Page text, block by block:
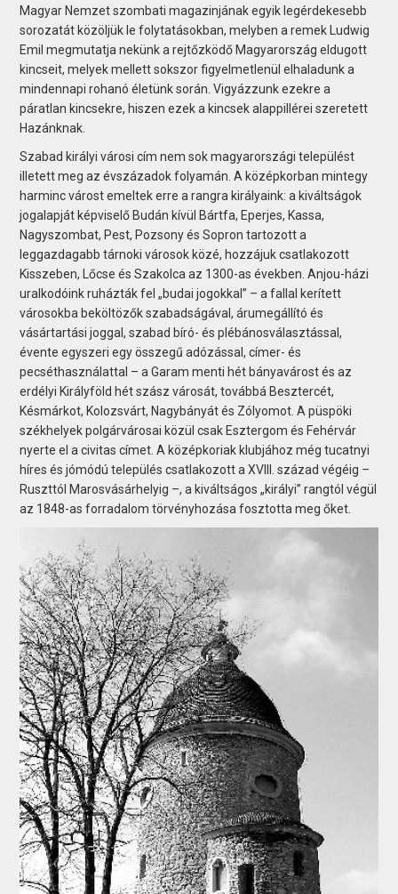
Magyar Nemzet szombati magazinjának egyik legérdekesebb
sorozatát közöljük le folytatásokban, melyben a remek Ludwig
Emil megmutatja nekünk a rejtőzködő Magyarország eldugott
kincseit, melyek mellett sokszor figyelmetlenül elhaladunk a
mindennapi rohanó életünk során. Vigyázzunk ezekre a
páratlan kincsekre, hiszen ezek a kincsek alappillérei szeretett
Hazánknak.
Szabad királyi városi cím nem sok magyarországi települést
illetett meg az évszázadok folyamán. A középkorban mintegy
harminc várost emeltek erre a rangra királyaink: a kiváltságok
jogalapját képviselő Budán kívül Bártfa, Eperjes, Kassa,
Nagyszombat, Pest, Pozsony és Sopron tartozott a
leggazdagabb tárnoki városok közé, hozzájuk csatlakozott
Kisszeben, Lőcse és Szakolca az 1300-as években. Anjou-házi
uralkodóink ruházták fel „budai jogokkal” – a fallal kerített
városokba beköltözők szabadságával, árumegállító és
vásártartási joggal, szabad bíró- és plébánosválasztással,
évente egyszeri egy összegű adózással, címer- és
pecséthasználattal – a Garam menti hét bányavárost és az
erdélyi Királyföld hét szász városát, továbbá Besztercét,
Késmárkot, Kolozsvárt, Nagybányát és Zólyomot. A püspöki
székhelyek polgárvárosai közül csak Esztergom és Fehérvár
nyerte el a civitas címet. A középkoriak klubjához még tucatnyi
híres és jómódú település csatlakozott a XVIII. század végéig –
Ruszttól Marosvásárhelyig –, a kiváltságos „királyi” rangtól végül
az 1848-as forradalom törvényhozása fosztotta meg őket.